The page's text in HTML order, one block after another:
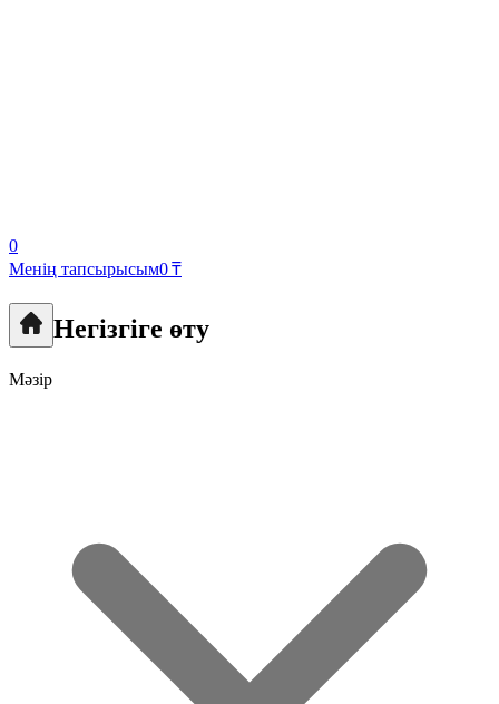
0
Менің тапсырысым0 ₸
Негізгіге өту
Мәзір